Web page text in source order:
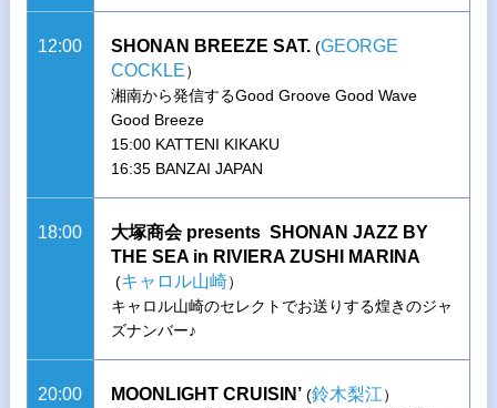
12:00 SHONAN BREEZE SAT.(GEORGE
COCKLE）
湘南から発信するGood Groove Good Wave
Good Breeze
15:00 KATTENI KIKAKU
16:35 BANZAI JAPAN
18:00
大塚商会 presents SHONAN JAZZ BY
THE SEA in RIVIERA ZUSHI MARINA
(キャロル山崎）
キャロル山崎のセレクトでお送りする煌きのジャ
ズナンバー♪
20:00 MOONLIGHT CRUISIN’(鈴木梨江）